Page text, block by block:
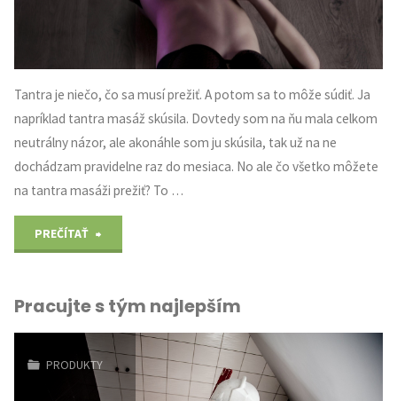
Tantra je niečo, čo sa musí prežiť. A potom sa to môže súdiť. Ja
napríklad tantra masáž skúsila. Dovtedy som na ňu mala celkom
neutrálny názor, ale akonáhle som ju skúsila, tak už na ne
dochádzam pravidelne raz do mesiaca. No ale čo všetko môžete
na tantra masáži prežiť? To …
PREČÍTAŤ
Pracujte s tým najlepším
PRODUKTY